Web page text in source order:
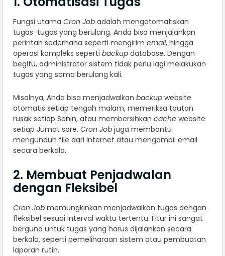
Fungsi utama Cron Job adalah mengotomatiskan
tugas-tugas yang berulang. Anda bisa menjalankan
perintah sederhana seperti mengirim email, hingga
operasi kompleks seperti backup database. Dengan
begitu, administrator sistem tidak perlu lagi melakukan
tugas yang sama berulang kali.
Misalnya, Anda bisa menjadwalkan backup website
otomatis setiap tengah malam, memeriksa tautan
rusak setiap Senin, atau membersihkan cache website
setiap Jumat sore. Cron Job juga membantu
mengunduh file dari internet atau mengambil email
secara berkala.
2. Membuat Penjadwalan
dengan Fleksibel
Cron Job memungkinkan menjadwalkan tugas dengan
fleksibel sesuai interval waktu tertentu. Fitur ini sangat
berguna untuk tugas yang harus dijalankan secara
berkala, seperti pemeliharaan sistem atau pembuatan
laporan rutin.